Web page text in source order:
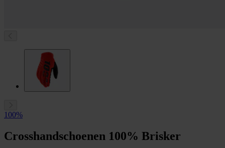
100%
Crosshandschoenen 100% Brisker